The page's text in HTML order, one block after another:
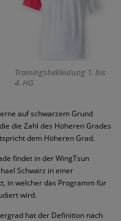
Trainingsbekleidung 1. bis
4. HG
auf schwarzem Grund
die Zahl des Höheren Grades
dem Höheren Grad.
findet in der WingTsun
Schwarz in einer
in welcher das Programm für
wird.
hat der Definition nach